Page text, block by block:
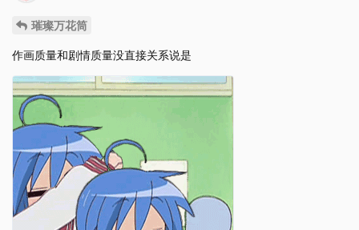
璀璨万花筒
作画质量和剧情质量没直接关系说是